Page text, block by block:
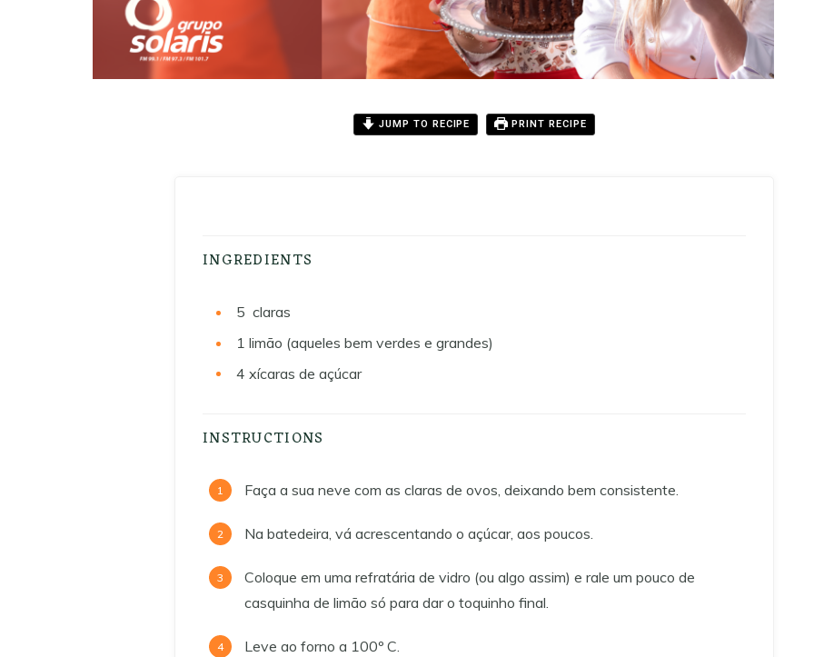
JUMP TO RECIPE PRINT RECIPE
INGREDIENTS
5 claras
1 limão (aqueles bem verdes e grandes)
4 xícaras de açúcar
INSTRUCTIONS
Faça a sua neve com as claras de ovos, deixando bem consistente.
Na batedeira, vá acrescentando o açúcar, aos poucos.
Coloque em uma refratária de vidro (ou algo assim) e rale um pouco de
casquinha de limão só para dar o toquinho final.
Leve ao forno a 100º C.